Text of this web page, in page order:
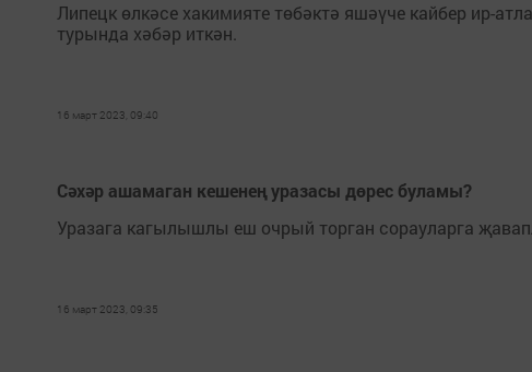
Липецк өлкәсе хакимияте төбәктә яшәүче кайбер ир-
турында хәбәр иткән.
16 март 2023, 09:40
Сәхәр ашамаган кешенең уразасы дөрес буламы?
Уразага кагылышлы еш очрый торган сорауларга
16 март 2023, 09:35